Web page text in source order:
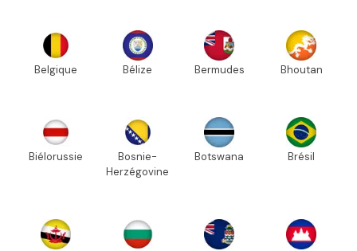
Belgique Bélize Bermudes Bhoutan
Biélorussie
Bosnie-
Herzégovine
Botswana Brésil